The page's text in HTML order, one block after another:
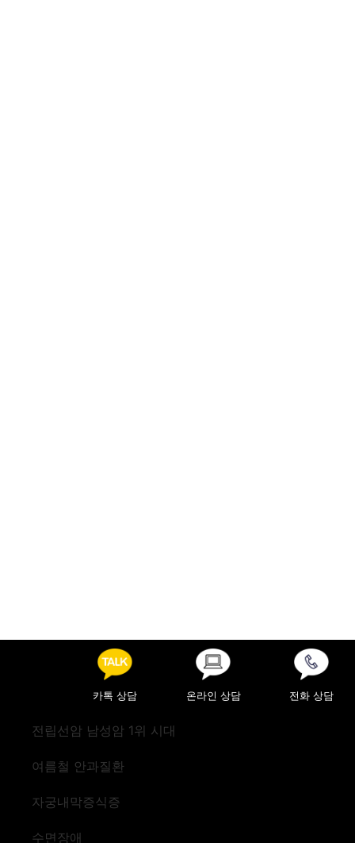
카톡 상담 온라인 상담 전화 상담
전립선암 남성암 1위 시대
여름철 안과질환
자궁내막증식증
수면장애